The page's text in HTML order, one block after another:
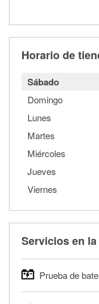
Horario de
Sábado
Domingo
Lunes
Martes
Miércoles
Jueves
Viernes
Servicios en
Prueba de